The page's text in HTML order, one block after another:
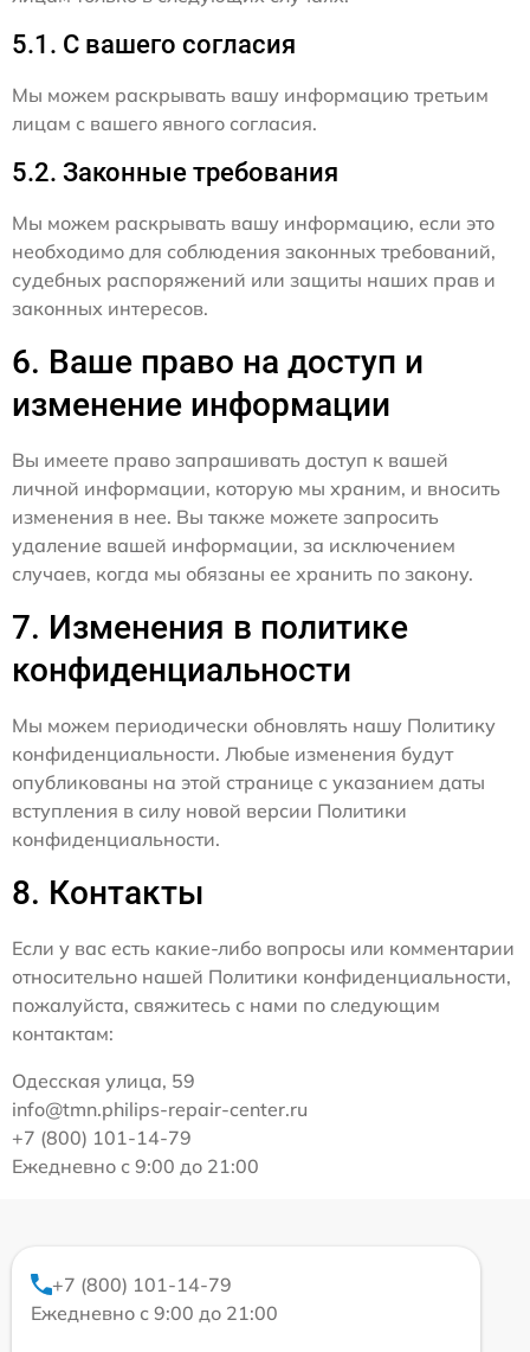
5.1. С вашего согласия
Мы можем раскрывать вашу информацию третьим
лицам с вашего явного согласия.
5.2. Законные требования
Мы можем раскрывать вашу информацию, если это
необходимо для соблюдения законных требований,
судебных распоряжений или защиты наших прав и
законных интересов.
6. Ваше право на доступ и
изменение информации
Вы имеете право запрашивать доступ к вашей
личной информации, которую мы храним, и вносить
изменения в нее. Вы также можете запросить
удаление вашей информации, за исключением
случаев, когда мы обязаны ее хранить по закону.
7. Изменения в политике
конфиденциальности
Мы можем периодически обновлять нашу Политику
конфиденциальности. Любые изменения будут
опубликованы на этой странице с указанием даты
вступления в силу новой версии Политики
конфиденциальности.
8. Контакты
Если у вас есть какие-либо вопросы или комментарии
относительно нашей Политики конфиденциальности,
пожалуйста, свяжитесь с нами по следующим
контактам:
Одесская улица, 59
info@tmn.philips-repair-center.ru
+7 (800) 101-14-79
Ежедневно с 9:00 до 21:00
+7 (800) 101-14-79
Ежедневно с 9:00 до 21:00